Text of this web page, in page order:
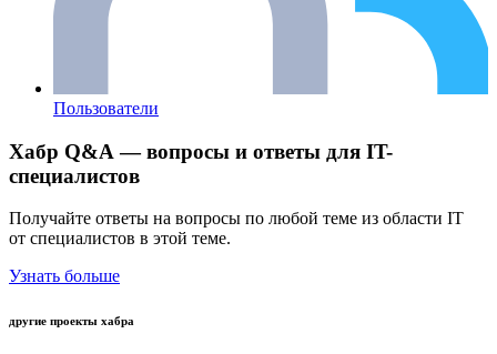
Пользователи
Хабр Q&A — вопросы и ответы для IT-
специалистов
Получайте ответы на вопросы по любой теме из области IT
от специалистов в этой теме.
Узнать больше
другие проекты хабра